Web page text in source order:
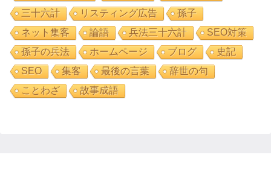
三十六計
リスティング広告
孫子
ネット集客
論語 兵法三十六計
SEO対策
孫子の兵法
ホームページ ブログ
史記
SEO
集客 最後の言葉
辞世の句
ことわざ
故事成語